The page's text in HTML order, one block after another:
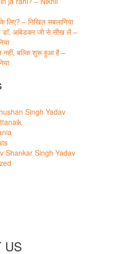
लिए? – निखिल सबलानिया
डाॅ. आंबेडकर जी से सीख लें –
नहीं, बल्कि शुरू हुआ है –
Singh Yadav
Shankar Singh Yadav
US